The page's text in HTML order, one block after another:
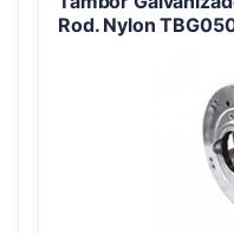
Rod. Nylon